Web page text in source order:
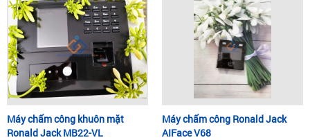
Máy chấm công khuôn mặt
Ronald Jack MB22-VL
Máy chấm công Ronald Jack
AIFace V68